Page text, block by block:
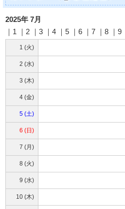
2025年 7月
｜1 ｜2 ｜3 ｜4 ｜5 ｜6 ｜7 ｜8 ｜9
1 (火)
2 (水)
3 (木)
4 (金)
5 (土)
6 (日)
7 (月)
8 (火)
9 (水)
10 (木)